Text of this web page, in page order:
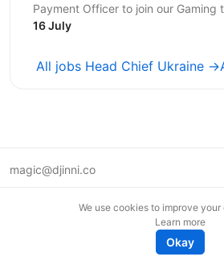
Payment Officer to join our Gaming
you will be responsible for
16 July
All jobs Head Chief Ukraine →
magic@djinni.co
We use cookies to improve your
Learn more
Okay